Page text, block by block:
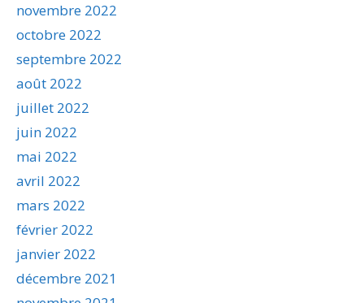
novembre 2022
octobre 2022
septembre 2022
août 2022
juillet 2022
juin 2022
mai 2022
avril 2022
mars 2022
février 2022
janvier 2022
décembre 2021